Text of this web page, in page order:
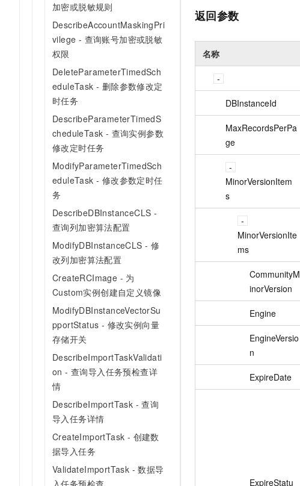
加密或脱敏规则
DescribeAccountMaskingPri
vilege - 查询账号加密或脱敏
权限
DeleteParameterTimedSch
eduleTask - 删除参数修改定
时任务
DescribeParameterTimedS
cheduleTask - 查询实例参数
修改定时任务
ModifyParameterTimedSch
eduleTask - 修改参数定时任
务
DescribeDBInstanceCLS -
查询列加密算法配置
ModifyDBInstanceCLS - 修
改列加密算法配置
CreateRCImage - 为
Custom实例创建自定义镜像
ModifyDBInstanceVectorSu
pportStatus - 修改实例向量
存储开关
DescribeImportTaskValidati
on - 查询导入任务预检查详
情
DescribeImportTask - 查询
导入任务详情
CreateImportTask - 创建数
据导入任务
ValidateImportTask - 数据导
入任务预检查
返回参数
名称
DBInstanceId
MaxRecordsPerPa
ge
MinorVersionItem
s
MinorVersionIte
ms
CommunityM
inorVersion
Engine
EngineVersio
n
ExpireDate
ExpireStatu